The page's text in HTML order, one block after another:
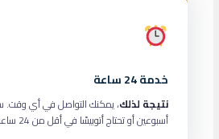
خدمة 24 ساعة
نتيجة لذلك، يمكنك التواصل في أي وقت.
أسبوعين أو تحتاج أتوبيسًا في أقل من 24 ساعة.